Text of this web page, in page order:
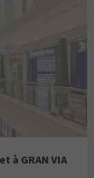
à GRAN VIA